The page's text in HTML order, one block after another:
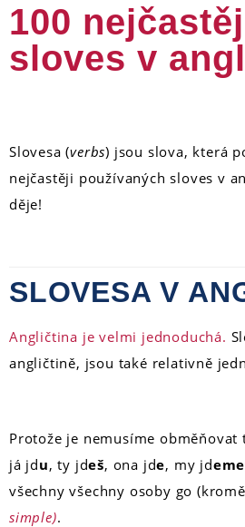
100
sloves v
Slovesa (verbs) jsou slova, která
nejčastěji používaných sloves v
děje!
SLOVESA V
Angličtina je velmi jednoduchá.
angličtině, jsou také relativně
Protože je nemusíme
já jdu, ty jdeš, ona jde, my jdeme
všechny všechny osoby go
simple).